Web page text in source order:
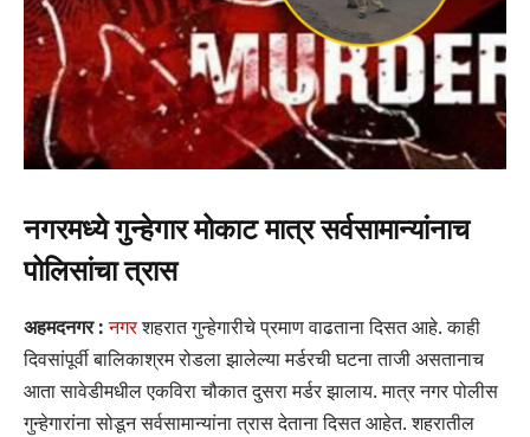
नगरमध्ये गुन्हेगार मोकाट मात्र सर्वसामान्यांनाच
पोलिसांचा त्रास
अहमदनगर : नगरशहरात गुन्हेगारीचे प्रमाण वाढताना दिसत आहे. काही
दिवसांपूर्वी बालिकाश्रम रोडला झालेल्या मर्डरची घटना ताजी असतानाच
आता सावेडीमधील एकविरा चौकात दुसरा मर्डर झालाय. मात्र नगर पोलीस
गुन्हेगारांना सोडून सर्वसामान्यांना त्रास देताना दिसत आहेत. शहरातील